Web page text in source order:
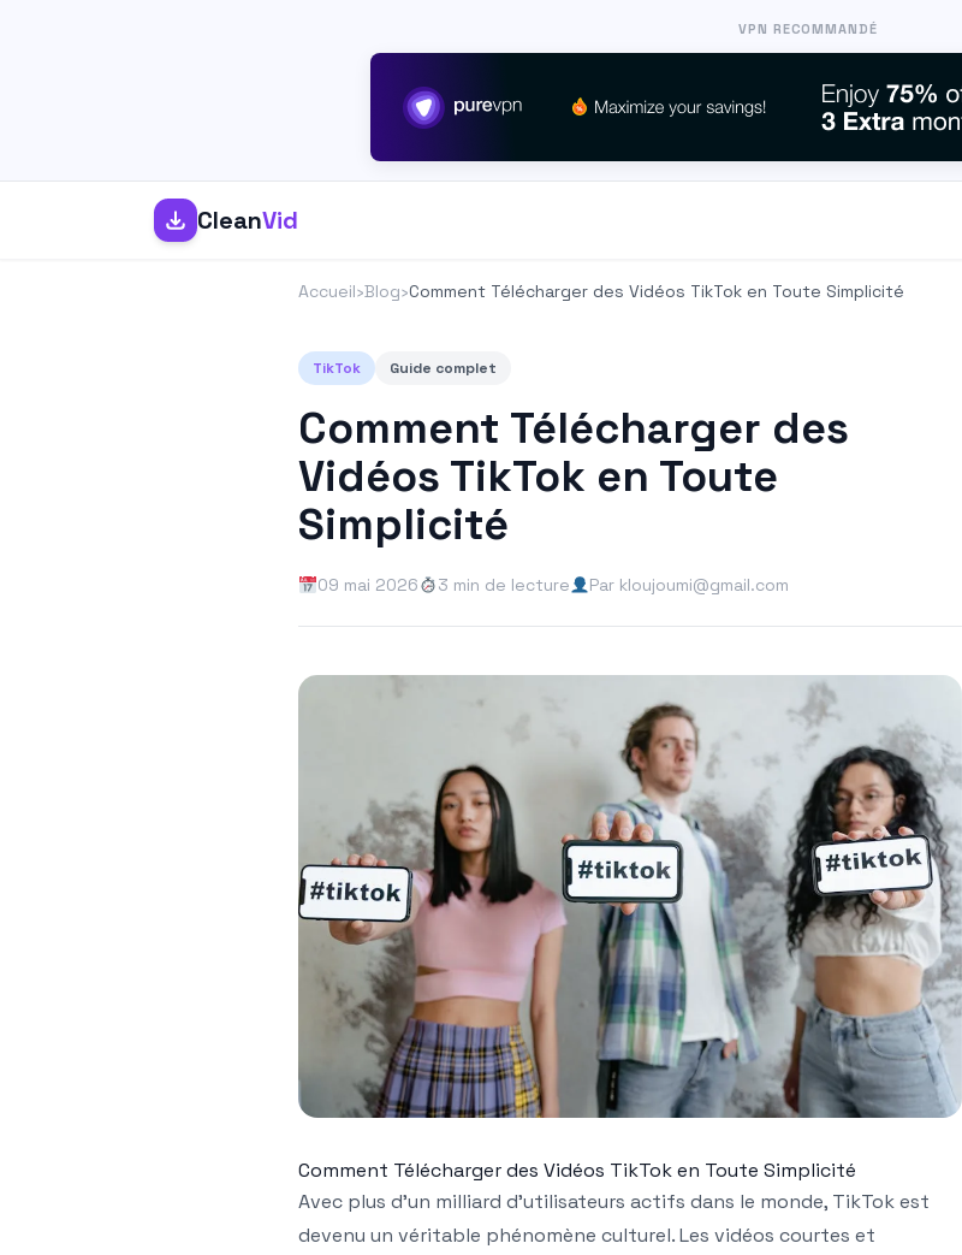
VPN RECOMMANDÉ
CleanVid
Accueil›Blog›Comment Télécharger des Vidéos TikTok en Toute Simplicité
TikTok Guide complet
Comment Télécharger des
Vidéos TikTok en Toute
Simplicité
09 mai 2026 3 min de lecture Par kloujoumi@gmail.com
Comment Télécharger des Vidéos TikTok en Toute Simplicité
Avec plus d’un milliard d’utilisateurs actifs dans le monde, TikTok est
devenu un véritable phénomène culturel. Les vidéos courtes et